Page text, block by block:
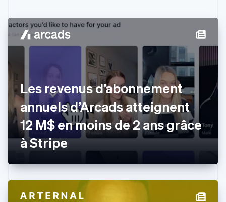
Les revenus d’abonnement
annuels d’Arcads atteignent
12 M$ en moins de 2 ans grâce
à Stripe
EnglishFrançais
Chine continentale
Danemark
English
Émirats arabes unis
English
Espagne
Español English
English
États-Unis
Finlande